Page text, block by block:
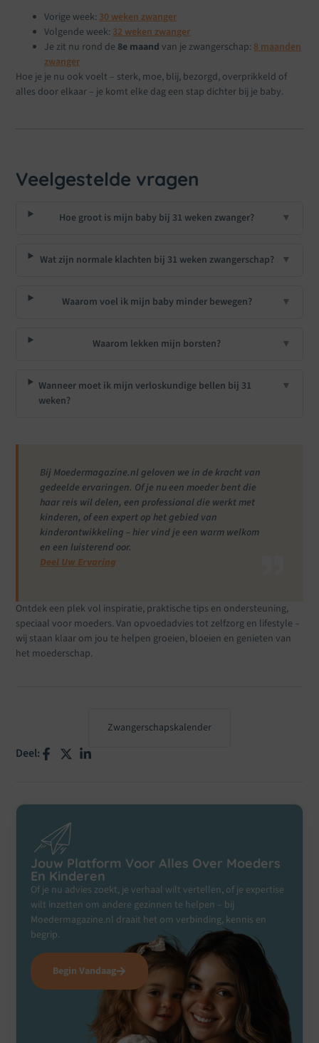
Vorige week: 30 weken zwanger
Volgende week: 32 weken zwanger
Je zit nu rond de 8e maand van je zwangerschap: 8 maanden
zwanger
Hoe je je nu ook voelt – sterk, moe, blij, bezorgd, overprikkeld of
alles door elkaar – je komt elke dag een stap dichter bij je baby.
Veelgestelde vragen
Hoe groot is mijn baby bij 31 weken zwanger? ▼
Wat zijn normale klachten bij 31 weken zwangerschap? ▼
Waarom voel ik mijn baby minder bewegen? ▼
Waarom lekken mijn borsten? ▼
Wanneer moet ik mijn verloskundige bellen bij 31
weken?
▼
Bij Moedermagazine.nl geloven we in de kracht van
gedeelde ervaringen. Of je nu een moeder bent die
haar reis wil delen, een professional die werkt met
kinderen, of een expert op het gebied van
kinderontwikkeling – hier vind je een warm welkom
en een luisterend oor.
Deel Uw Ervaring
Ontdek een plek vol inspiratie, praktische tips en ondersteuning,
speciaal voor moeders. Van opvoedadvies tot zelfzorg en lifestyle –
wij staan klaar om jou te helpen groeien, bloeien en genieten van
het moederschap.
Zwangerschapskalender
Deel:
Jouw Platform Voor Alles Over Moeders
En Kinderen
Of je nu advies zoekt, je verhaal wilt vertellen, of je expertise
wilt inzetten om andere gezinnen te helpen – bij
Moedermagazine.nl draait het om verbinding, kennis en
begrip.
Begin Vandaag